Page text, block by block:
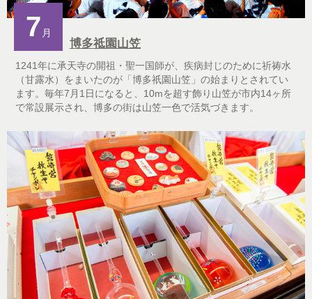
7 月
博多祗園山笠
1241年に承天寺の開祖・聖一国師が、疾病封じのために祈祷水
（甘露水）をまいたのが「博多祇園山笠」の始まりとされてい
ます。毎年7月1日になると、10mを超す飾り山笠が市内14ヶ所
で常設展示され、博多の街は山笠一色で活気づきます。